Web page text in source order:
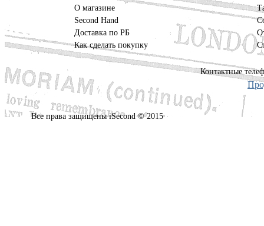
О магазине
Second Hand
Доставка по РБ
Как сделать покупку
Контактные
Все права защищены iSecond © 2015